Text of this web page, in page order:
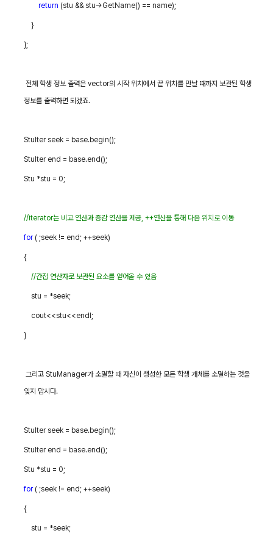
return (stu && stu->GetName() == name);
}
};
전체 학생 정보 출력은 vector의 시작 위치에서 끝 위치를 만날 때까지 보관된 학생
정보를 출력하면 되겠죠.
StuIter seek = base.begin();
StuIter end = base.end();
Stu *stu = 0;
//iterator는 비교 연산과 증감 연산을 제공 , ++연산을 통해 다음 위치로 이동
for( ;seek != end; ++seek)
{
//간접 연산자로 보관된 요소를 얻어올 수 있음
stu = *seek;
cout<<stu<<endl;
}
그리고 StuManager가 소멸할 때 자신이 생성한 모든 학생 개체를 소멸하는 것을
잊지 맙시다.
StuIter seek = base.begin();
StuIter end = base.end();
Stu *stu = 0;
for( ;seek != end; ++seek)
{
stu = *seek;